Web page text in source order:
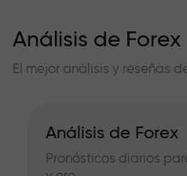
Análisis de Forex
El mejor análisis y reseñas
Análisis de Forex
Pronósticos diarios